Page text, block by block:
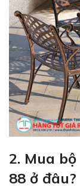
2. Mua
88 ở đâu?